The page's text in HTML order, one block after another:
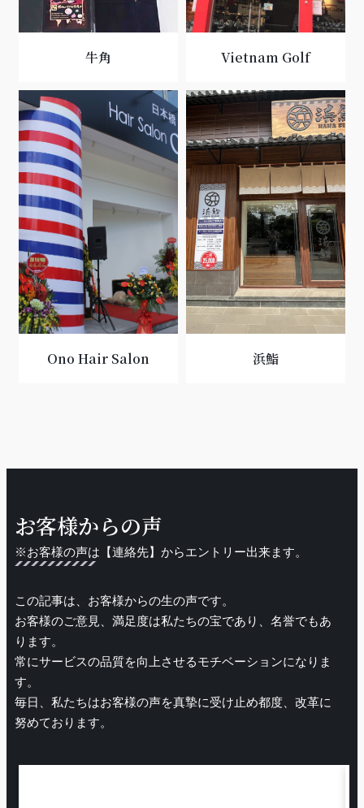
牛角 Vietnam Golf
Ono Hair Salon 浜鮨
お客様からの声
※お客様の声は【連絡先】からエントリー出来ます。
この記事は、お客様からの生の声です。
お客様のご意見、満足度は私たちの宝であり、名誉でもあ
ります。
常にサービスの品質を向上させるモチベーションになりま
す。
毎日、私たちはお客様の声を真摯に受け止め都度、改革に
努めております。